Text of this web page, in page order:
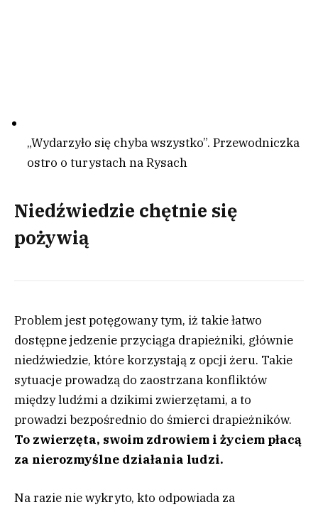
„Wydarzyło się chyba wszystko”. Przewodniczka
ostro o turystach na Rysach
Niedźwiedzie chętnie się
pożywią
Problem jest potęgowany tym, iż takie łatwo
dostępne jedzenie przyciąga drapieżniki, głównie
niedźwiedzie, które korzystają z opcji żeru. Takie
sytuacje prowadzą do zaostrzana konfliktów
między ludźmi a dzikimi zwierzętami, a to
prowadzi bezpośrednio do śmierci drapieżników.
To zwierzęta, swoim zdrowiem i życiem płacą
za nierozmyślne działania ludzi.
Na razie nie wykryto, kto odpowiada za